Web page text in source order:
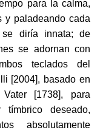
para la calma,
y paladeando cada
diría innata; de
se adornan con
teclados del
[2004], basado en
[1738], para
deseado,
absolutamente